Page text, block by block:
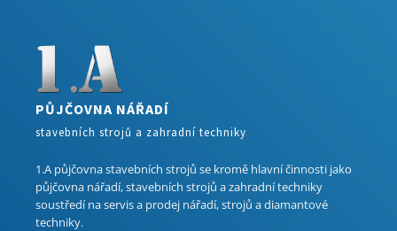
PŮJČOVNA NÁŘADÍ
stavebních strojů a zahradní techniky
1.A půjčovna stavebních strojů se kromě hlavní činnosti jako
půjčovna nářadí, stavebních strojů a zahradní techniky
soustředí na servis a prodej nářadí, strojů a diamantové
techniky.